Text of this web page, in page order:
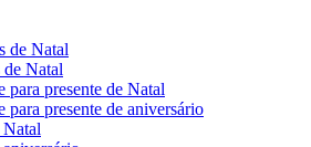
de Natal
de Natal
para presente de Natal
para presente de aniversário
Natal